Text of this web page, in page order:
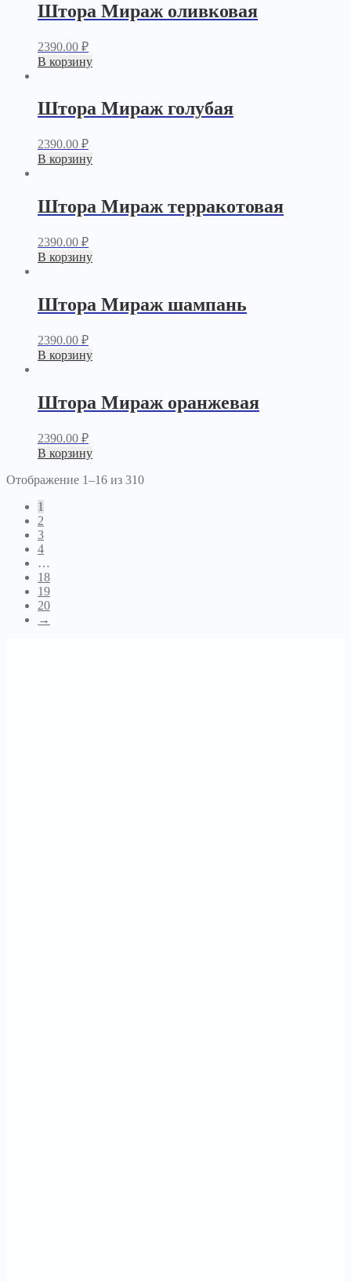
Штора Мираж оливковая
2390.00 ₽
В корзину
Штора Мираж голубая
2390.00 ₽
В корзину
Штора Мираж терракотовая
2390.00 ₽
В корзину
Штора Мираж шампань
2390.00 ₽
В корзину
Штора Мираж оранжевая
2390.00 ₽
В корзину
Отображение 1–16 из 310
1
2
3
4
…
18
19
20
→